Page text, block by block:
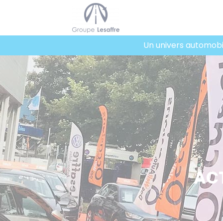
Un univers
Panneau de gestion des cookies